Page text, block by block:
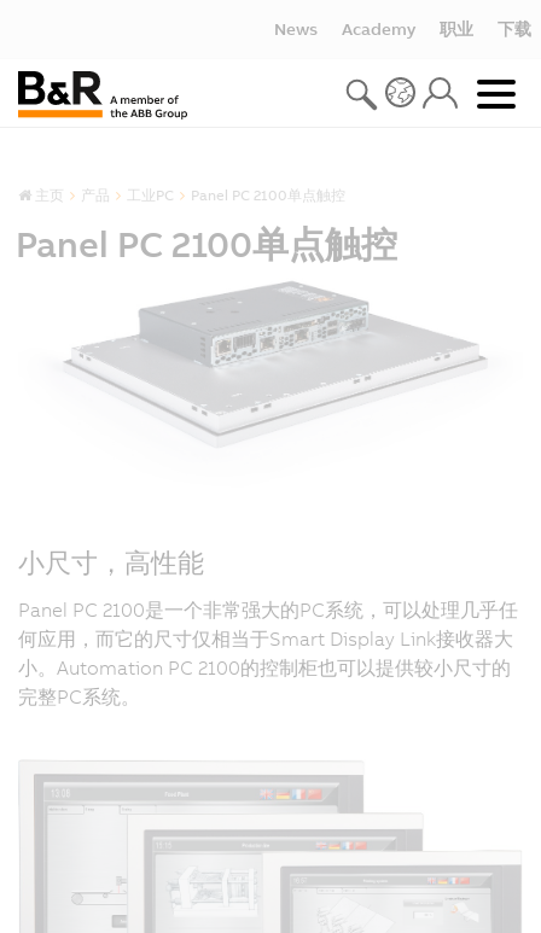
News Academy 职业 下载
主页 产品 工业PC Panel PC 2100单点触控
Panel PC 2100单点触控
小尺寸，高性能
Panel PC 2100是一个非常强大的PC系统，可以处理几乎任
何应用，而它的尺寸仅相当于Smart Display Link接收器大
小。Automation PC 2100的控制柜也可以提供较小尺寸的
完整PC系统。